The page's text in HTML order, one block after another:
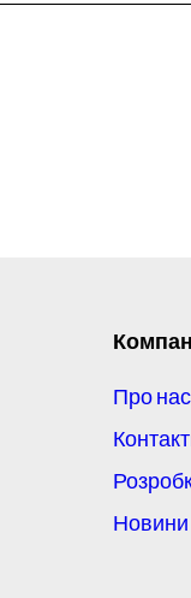
Про нас
Новини